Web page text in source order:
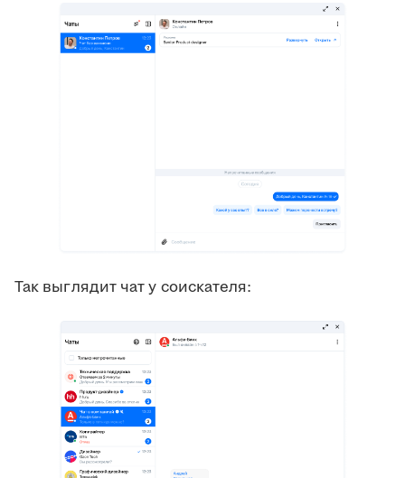
Так выглядит чат у соискателя: